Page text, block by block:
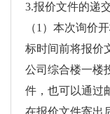
3.报价文件的递交
（1）本次询价
标时间前将报价
公司综合楼一楼
件，也可以通过